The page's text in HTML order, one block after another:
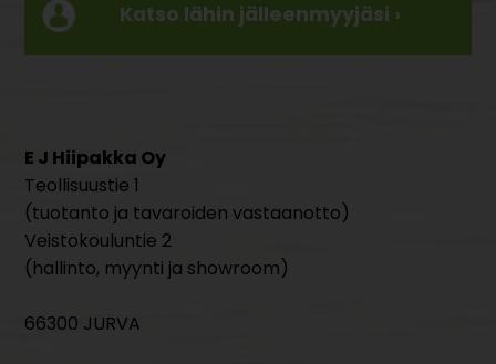
Katso lähin jälleenmyyjäsi ›
E J Hiipakka Oy
Teollisuustie 1
(tuotanto ja tavaroiden vastaanotto)
Veistokouluntie 2
(hallinto, myynti ja showroom)
66300 JURVA